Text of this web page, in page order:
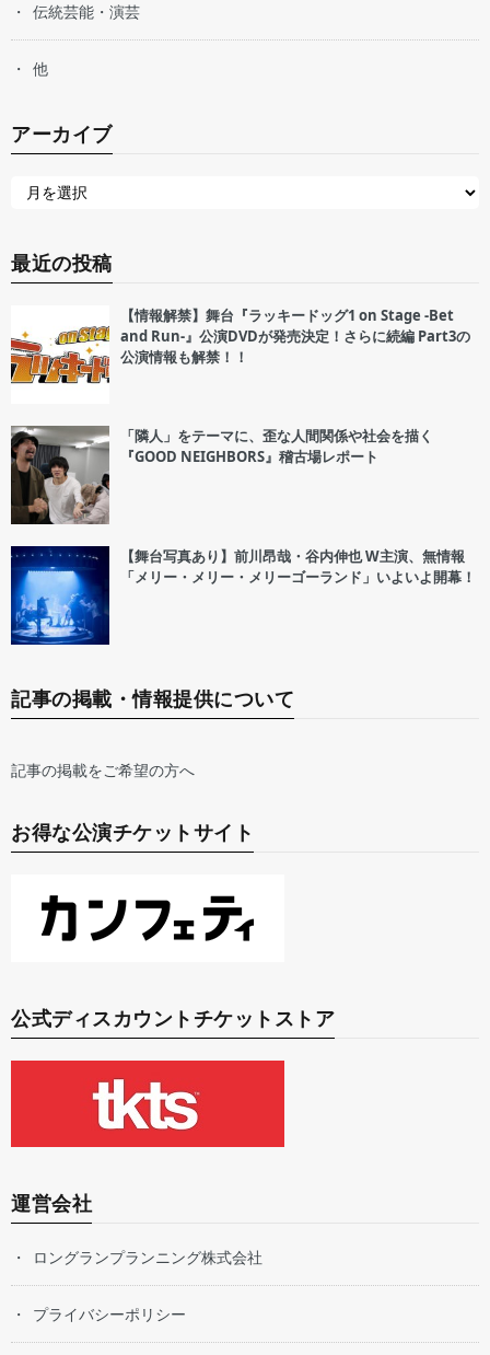
伝統芸能・演芸
他
アーカイブ
最近の投稿
【情報解禁】舞台『ラッキードッグ1 on Stage -Bet
and Run-』公演DVDが発売決定！さらに続編 Part3の
公演情報も解禁！！
「隣人」をテーマに、歪な人間関係や社会を描く
『GOOD NEIGHBORS』稽古場レポート
【舞台写真あり】前川昂哉・谷内伸也 W主演、無情報
「メリー・メリー・メリーゴーランド」いよいよ開幕！
記事の掲載・情報提供について
記事の掲載をご希望の方へ
お得な公演チケットサイト
公式ディスカウントチケットストア
運営会社
ロングランプランニング株式会社
プライバシーポリシー